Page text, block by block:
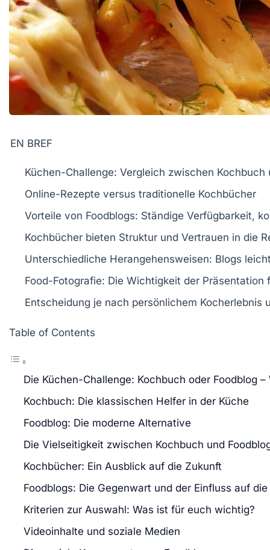
EN BREF
Küchen-Challenge: Vergleich zwischen Kochbuch
Online-Rezepte versus traditionelle Kochbücher
Vorteile von Foodblogs: Ständige Verfügbarkeit,
Kochbücher bieten Struktur und Vertrauen in die
Unterschiedliche Herangehensweisen: Blogs
Food-Fotografie: Die Wichtigkeit der Präsentation
Entscheidung je nach persönlichem Kocherlebnis
Table of Contents
Die Küchen-Challenge: Kochbuch oder Foodblog
Kochbuch: Die klassischen Helfer in der Küche
Foodblog: Die moderne Alternative
Die Vielseitigkeit zwischen Kochbuch und
Kochbücher: Ein Ausblick auf die Zukunft
Foodblogs: Die Gegenwart und der Einfluss auf die
Kriterien zur Auswahl: Was ist für euch wichtig?
Videoinhalte und soziale Medien